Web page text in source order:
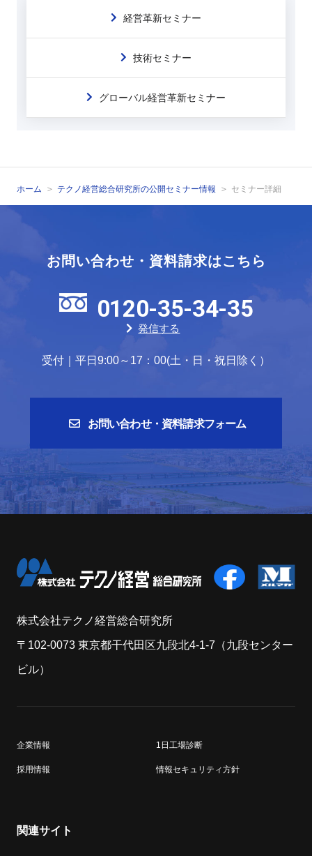
経営革新セミナー
技術セミナー
グローバル経営革新セミナー
ホーム テクノ経営総合研究所の公開セミナー情報 セミナー詳細
お問い合わせ・資料請求はこちら
0120-35-34-35
発信する
受付｜平日9:00～17：00(土・日・祝日除く）
お問い合わせ・資料請求フォーム
株式会社テクノ経営総合研究所
〒102-0073 東京都干代田区九段北4-1-7（九段センター
ビル）
企業情報 1日工場診断
採用情報 情報セキュリティ方針
関連サイト